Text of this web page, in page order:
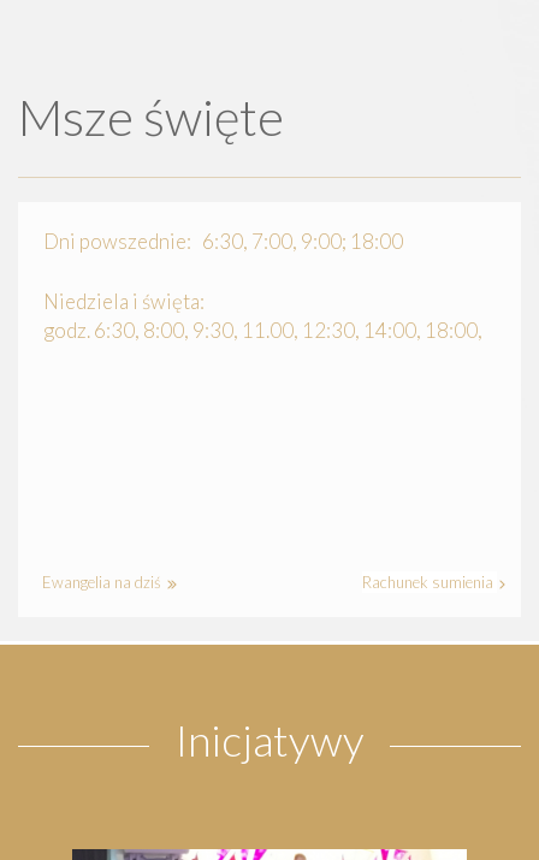
Msze święte
Dni powszednie: 6:30, 7:00, 9:00; 18:00
Niedziela i święta:
godz. 6:30, 8:00, 9:30, 11.00, 12:30, 14:00, 18:00,
Ewangelia na dziś Rachunek sumienia
Inicjatywy